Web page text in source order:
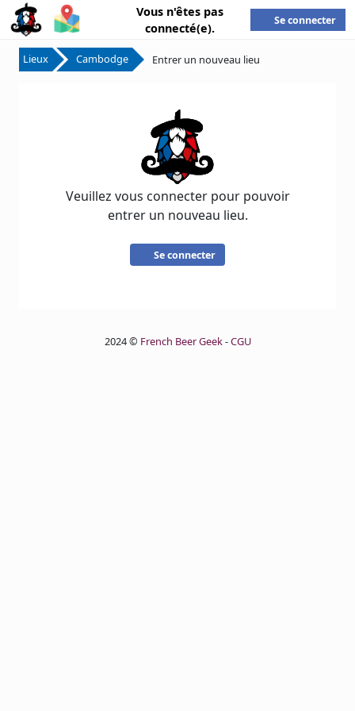
Vous n'êtes pas
connecté(e).
Se connecter
Lieux Cambodge Entrer un nouveau lieu
Veuillez vous connecter pour pouvoir
entrer un nouveau lieu.
Se connecter
2024 © French Beer Geek-CGU